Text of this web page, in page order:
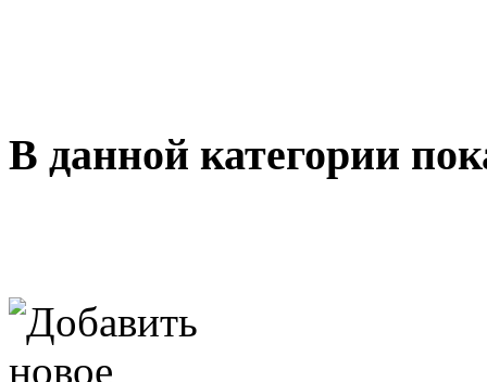
В данной категории